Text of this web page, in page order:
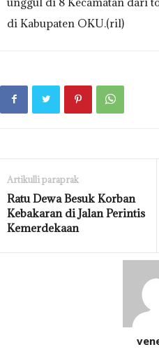
di Kabupaten OKU.(ril)
Artikulli paraprak
Ratu Dewa Besuk Korban
Kebakaran di Jalan Perintis
Kemerdekaan